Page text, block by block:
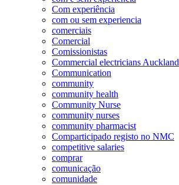
Com experiência
com ou sem experiencia
comerciais
Comercial
Comissionistas
Commercial electricians Auckland
Communication
community
community health
Community Nurse
community nurses
community pharmacist
Comparticipado registo no NMC
competitive salaries
comprar
comunicação
comunidade